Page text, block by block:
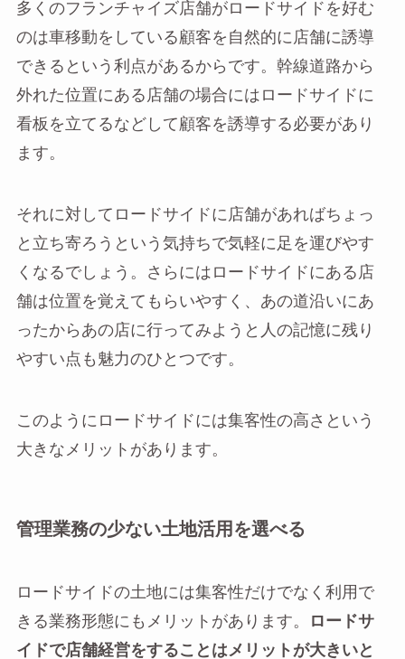
多くのフランチャイズ店舗がロードサイドを好む
のは車移動をしている顧客を自然的に店舗に誘導
できるという利点があるからです。幹線道路から
外れた位置にある店舗の場合にはロードサイドに
看板を立てるなどして顧客を誘導する必要があり
ます。
それに対してロードサイドに店舗があればちょっ
と立ち寄ろうという気持ちで気軽に足を運びやす
くなるでしょう。さらにはロードサイドにある店
舗は位置を覚えてもらいやすく、あの道沿いにあ
ったからあの店に行ってみようと人の記憶に残り
やすい点も魅力のひとつです。
このようにロードサイドには集客性の高さという
大きなメリットがあります。
管理業務の少ない土地活用を選べる
ロードサイドの土地には集客性だけでなく利用で
きる業務形態にもメリットがあります。
ロードサ
イドで店舗経営をすることはメリットが大きいと